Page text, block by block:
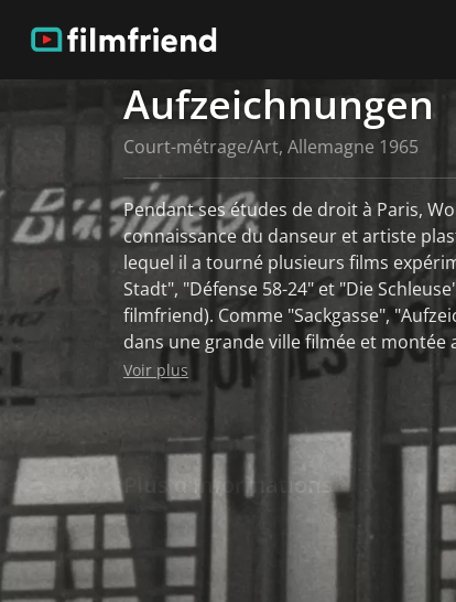
Aufzeichnungen
Court-métrage/Art, Allemagne 1965
Pendant ses études de droit à Paris,
connaissance du danseur et artiste
lequel il a tourné plusieurs films
Stadt", "Défense 58-24" et "Die
filmfriend). Comme "Sackgasse",
dans une grande ville filmée et montée
de jazz entraînants. (Source :
Rythmes de jazz. (Source : Deutsches
Voir plus
Plus d'informations